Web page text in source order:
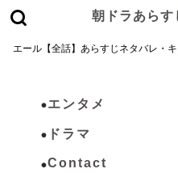
朝ドラあらす
エール【全話】あらすじネタバレ・
エンタメ
ドラマ
Contact